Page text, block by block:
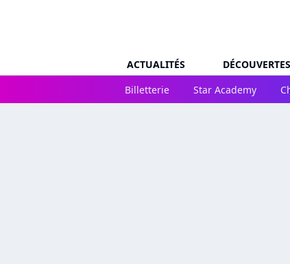
ACTUALITÉS DÉCOUVERTES
Billetterie
Star Academy